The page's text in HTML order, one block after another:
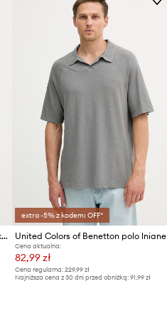
United Colors of Benetton polo męskie bawełniane
extra -5% z kodem: OFF*
United Colors of Benetton polo lniane
Cena aktualna:
82,99 zł
Cena regularna:229,99 zł
Najniższa cena z 30 dni przed obniżką:91,99 zł